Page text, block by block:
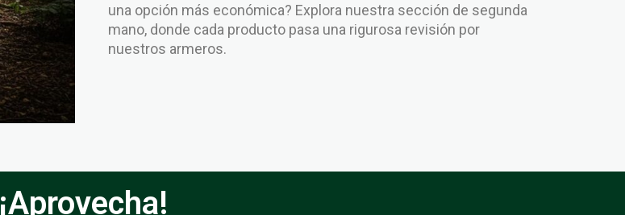
una opción más económica? Explora nuestra sección de segunda
mano, donde cada producto pasa una rigurosa revisión por
nuestros armeros.
¡Aprovecha!